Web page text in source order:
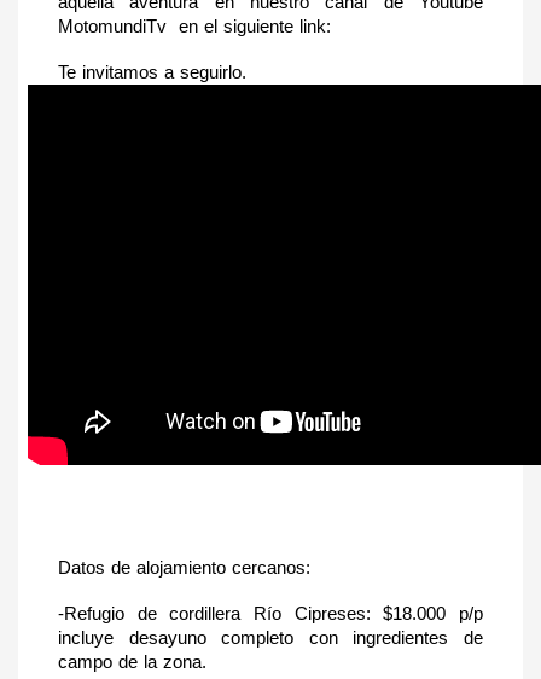
MotomundiTv  en el siguiente link:
Te invitamos a seguirlo.
Datos de alojamiento cercanos:
-Refugio de cordillera Río Cipreses: $18.000 p/p
incluye desayuno completo con ingredientes de
campo de la zona.